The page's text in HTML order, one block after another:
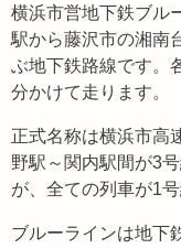
横浜市営地下鉄ブル
駅から藤沢市の湘南
ぶ地下鉄路線です。
分かけて走ります。
正式名称は横浜市高
野駅～関内駅間が3
が、全ての列車が1
ブルーラインは地下